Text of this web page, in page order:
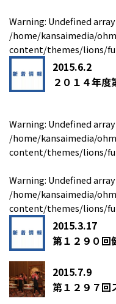
Warning: Undefined
/home/kansaimedia/
content/themes/lions/
2015.6.2
２０１４年
Warning: Undefined
/home/kansaimedia/
content/themes/lions/
Warning: Undefined
/home/kansaimedia/
content/themes/lions/
2015.3.17
第１２９０回
2015.7.9
第１２９７回